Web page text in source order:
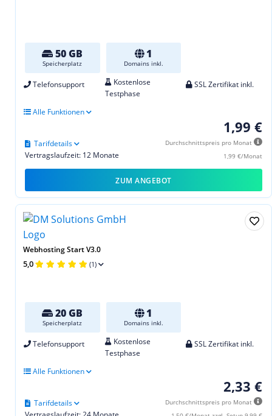
50 GB
Speicherplatz
1
Domains inkl.
Telefonsupport
Kostenlose
Testphase
SSL Zertifikat inkl.
Alle Funktionen
1,99 €
Durchschnittspreis pro Monat
1,99 €/Monat
Vertragslaufzeit: 12 Monate
Tarifdetails
ZUM ANGEBOT
Webhosting Start V3.0
5,0 (1)
20 GB
Speicherplatz
1
Domains inkl.
Telefonsupport
Kostenlose
Testphase
SSL Zertifikat inkl.
Alle Funktionen
2,33 €
Durchschnittspreis pro Monat
Tarifdetails